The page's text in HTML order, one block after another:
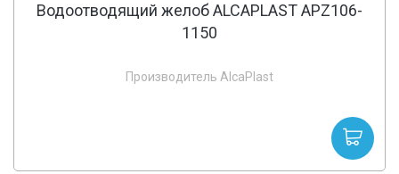
Водоотводящий желоб ALCAPLAST APZ106-
1150
Производитель AlcaPlast